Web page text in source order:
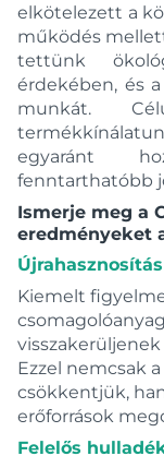
elkötelezett a
működés
tettünk
érdekében, és
munkát.
egyaránt
fenntarthatóbb
Ismerje meg a
eredményeket
Újrahasznosítás
Kiemelt
visszakerüljenek
Ezzel nemcsak
csökkentjük,
erőforrások
Felelős